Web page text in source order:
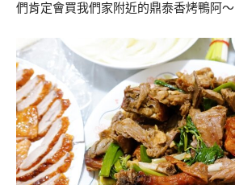
們肯定會買我們家附近的鼎泰香烤鴨阿～